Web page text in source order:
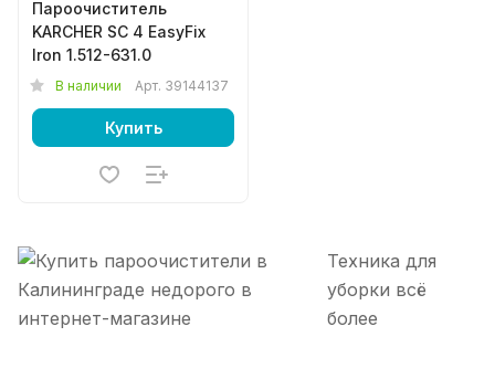
Пароочиститель
KARCHER SC 4 EasyFix
Iron 1.512-631.0
В наличии Арт. 39144137
Купить
Техника для
уборки всё
более